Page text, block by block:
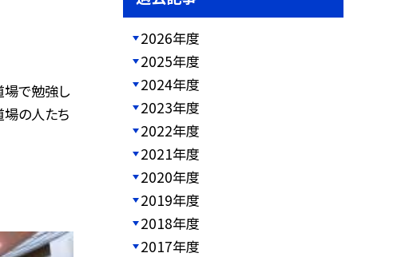
場で勉強し
の人たち
2026年度
2025年度
2024年度
2023年度
2022年度
2021年度
2020年度
2019年度
2018年度
2017年度